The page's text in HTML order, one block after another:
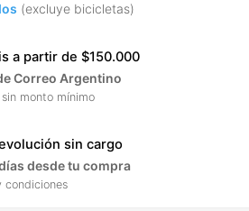
(excluye bicicletas)
a partir de $150.000
Correo Argentino
sin monto mínimo
sin cargo
desde tu compra
condiciones